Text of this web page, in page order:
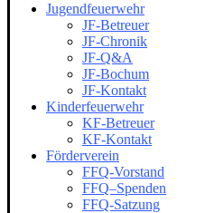
Jugendfeuerwehr
JF-Betreuer
JF-Chronik
JF-Q&A
JF-Bochum
JF-Kontakt
Kinderfeuerwehr
KF-Betreuer
KF-Kontakt
Förderverein
FFQ-Vorstand
FFQ–Spenden
FFQ-Satzung